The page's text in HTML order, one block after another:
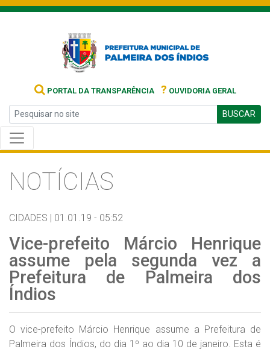
PORTAL DA TRANSPARÊNCIA ? OUVIDORIA GERAL
BUSCAR
NOTÍCIAS
CIDADES | 01.01.19 - 05:52
Vice-prefeito Márcio Henrique
assume pela segunda vez a
Prefeitura de Palmeira dos
Índios
O vice-prefeito Márcio Henrique assume a Prefeitura de
Palmeira dos Índios, do dia 1º ao dia 10 de janeiro. Esta é